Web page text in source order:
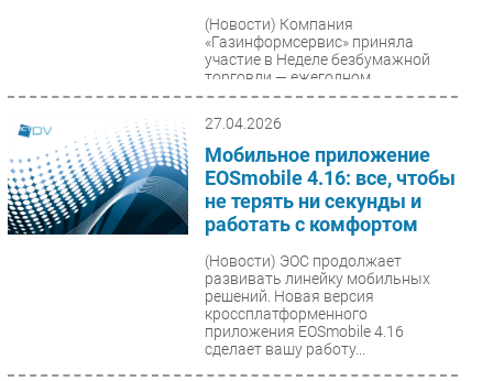
Здоровье
РАЗДЕЛЫ
Новости
Аналитика
(Новости) Компания
«Газинформсервис» приняла
участие в Неделе безбумажной
торговли — ежегодном
масштабном международном
27.04.2026
Мобильное приложение
EOSmobile 4.16: все, чтобы
не терять ни секунды и
работать с комфортом
(Новости) ЭОС продолжает
развивать линейку мобильных
решений. Новая версия
кроссплатформенного
приложения EOSmobile 4.16
сделает вашу работу...